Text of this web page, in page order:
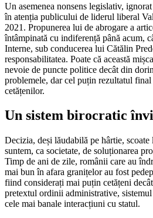
Un asemenea nonsens legislativ,
în atenția publicului de liderul liberal
2021. Propunerea lui de abrogare a
întâmpinată cu indiferență până acum,
Interne, sub conducerea lui Cătălin
responsabilitatea. Poate că această
nevoie de puncte politice decât din
problemele, dar cel puțin rezultatul
cetățenilor.
Un sistem birocratic
Decizia, deși lăudabilă pe hârtie, scoate
suntem, ca societate, de soluționarea
Timp de ani de zile, românii care au
mai bun în afara granițelor au fost
fiind considerați mai puțin cetățeni
pretextul ordinii administrative,
cele mai banale interacțiuni cu statul.